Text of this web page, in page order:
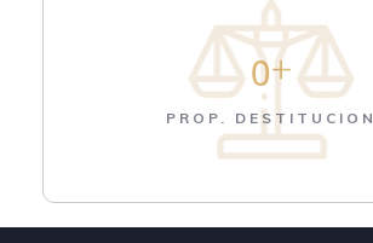
0+
PROP. DESTITUCION